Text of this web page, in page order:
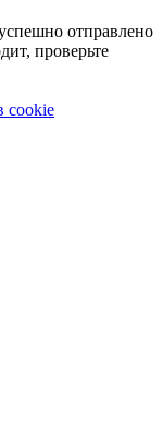
отправлено
проверьте
cookie